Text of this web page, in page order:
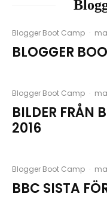
Blogger Boot Camp ·
BLOGGER
Blogger Boot Camp ·
BILDER FRÅN
2016
Blogger Boot Camp ·
BBC SISTA